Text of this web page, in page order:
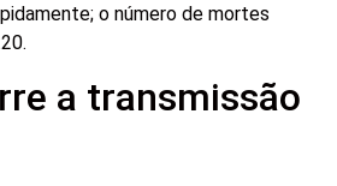
o número de mortes
a transmissão